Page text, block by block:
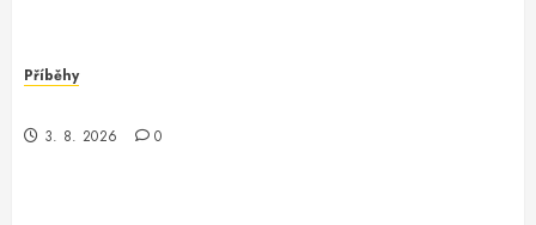
Příběhy
3. 8. 2026 0